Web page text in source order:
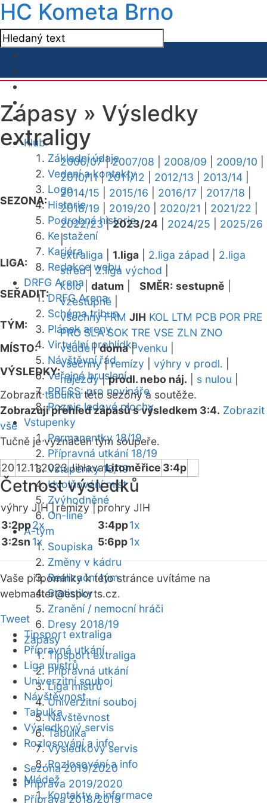
HC Kometa Brno
Klub
Základní údaje
Vedení a kontakty
Logo
Historie
Podrobná historie
Ke stažení
Kariéra
Redakce webu
DRFG Arena
DRFG Arena
Schéma tribun
Plánek areny
Virtuální prohlídka
Návštěvní řád
Veřejné bruslení
PRESS: pro novináře
Rozpis ledové plochy
Vstupenky
Permanentky 18/19
Přípravná utkání 18/19
Vstupenky 18/19
Uvolňování míst
Zvýhodněné
On-line
A-tým
Soupiska
Změny v kádru
Realizační tým
Statistiky
Zranění / nemocní hráči
Dresy 2018/19
Zápasy
Tipsport extraliga
Přípravná utkání
Liga mistrů
Univerzitní souboj
Návštěvnost
Tabulka
Výsledkový servis
Rozlosování a info
Mládež
Kontakty a informace
Zápasy » Výsledky
extraligy
SEZONA:
2006/07|2007/08 2008/09 2009/10
2010/11|2011/12 2012/13 2013/14
2014/15
2015/16 2016/17 2017/18
2018/19
2019/20 2020/21 2021/22
2022/23|2023/24 2024/25
2025/26
|
LIGA:
extraliga 1.liga 2.liga západ
2.liga
střed|2.liga východ
SEŘADIT:
kolo| datum SMĚR: sestupně
vzestupně
TÝM:
všechny FRM JIH KOL LTM PCB POR PRE
PRO SLA SOK TRE VSE ZLN ZNO
MÍSTO:
všude|doma|venku
VÝSLEDKY:
všechny|remízy výhry v prodl.
nájezdy|prodl. nebo náj. s nulou
Zobrazittabulkutéto sezóny a soutěže.
Zobrazuji přehled zápasů s výsledkem 3:4. Zobrazit
vše
Tučně je vyznačen tým soupeře.
20 12.11.2023JihlavaLitoměřice 3:4p
Četnost výsledků
výhry JIH | remízy |prohry JIH
3:2pp2x
3:2sn 1x
3:4pp1x
5:6pp1x
Vaše připomínky k této stránce uvítáme na
webmaster@esports.cz.
Tweet
Tipsport extraliga
Přípravná utkání
Liga mistrů
Univerzitní souboj
Návštěvnost
Tabulka
Výsledkový servis
Rozlosování a info
Sezóna 2019/2020
Příprava 2019/2020
Příprava 2018/2019